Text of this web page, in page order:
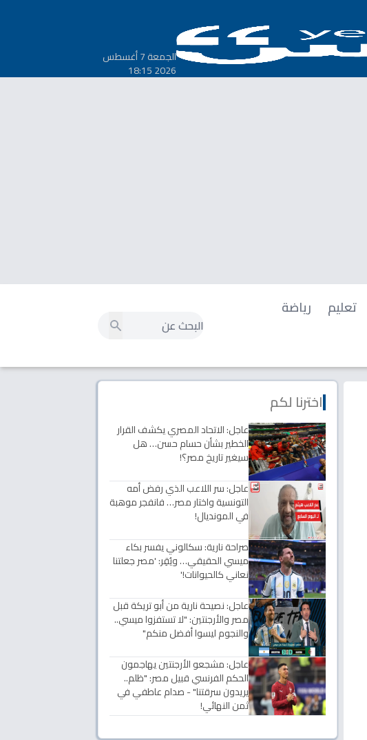
الجمعة 7 أغسطس
2026 18:15
تعليم
رياضة
اخترنا لكم
عاجل: الاتحاد المصري يكشف القرار
الخطير بشأن حسام حسن… هل
سيغير تاريخ مصر؟!
عاجل: سر اللاعب الذي رفض أمه
التونسية واختار مصر… فانفجر موهبة
في المونديال!
صراحة نارية: سكالوني يفسر بكاء
ميسي الحقيقي… ويُقِر: 'مصر جعلتنا
نعاني كالحيوانات!'
عاجل: نصيحة نارية من أبو تريكة قبل
مصر والأرجنتين: "لا تستفزوا ميسي..
والنجوم ليسوا أفضل منكم"
عاجل: مشجعو الأرجنتين يهاجمون
الحكم الفرنسي قبيل مصر: "ظلم..
يريدون سرقتنا" - صدام عاطفي في
ثمن النهائي!